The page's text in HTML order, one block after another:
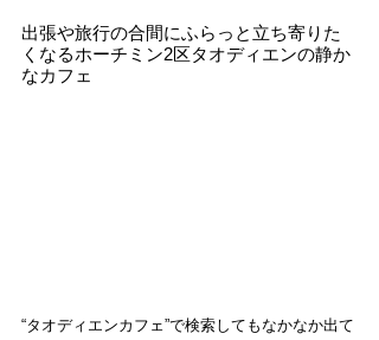
出張や旅行の合間にふらっと立ち寄りた
くなるホーチミン2区タオディエンの静か
なカフェ
“タオディエンカフェ”で検索してもなかなか出て